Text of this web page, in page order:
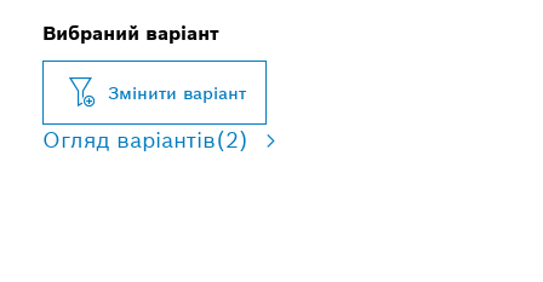
Вибраний варіант
Змінити варіант
Огляд варіантів(2)